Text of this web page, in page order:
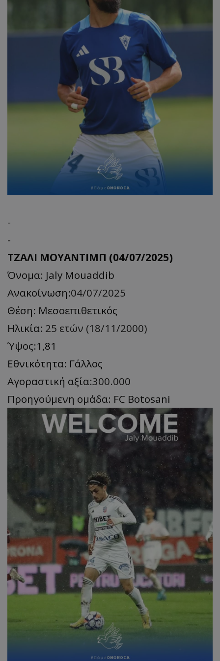
-
-
ΤΖΑΛΙ ΜΟΥΑΝΤΙΜΠ (04/07/2025)
Όνομα: Jaly Mouaddib
Ανακοίνωση:04/07/2025
Θέση: Μεσοεπιθετικός
Ηλικία: 25 ετών (18/11/2000)
Ύψος:1,81
Εθνικότητα: Γάλλος
Αγοραστική αξία:300.000
Προηγούμενη ομάδα: FC Botosani